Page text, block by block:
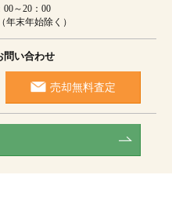
00～20：00
年末年始除く）
問い合わせ
売却無料査定